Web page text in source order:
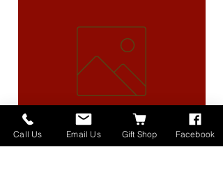
Call Us Email Us Gift Shop Facebook